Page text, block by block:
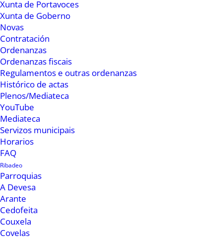
Xunta de Portavoces
Xunta de Goberno
Novas
Contratación
Ordenanzas
Ordenanzas fiscais
Regulamentos e outras ordenanzas
Histórico de actas
Plenos/Mediateca
YouTube
Mediateca
Servizos municipais
Horarios
FAQ
Ribadeo
Parroquias
A Devesa
Arante
Cedofeita
Couxela
Covelas
horas da mañá dunha esfollada do millo, dun
obradoiro de disfraces e de bonecos tradicionais
para os máis pequenos da casa e tamén para as
familias. No Mercado dos Domingos
desenvolveuse tamén unha prensada e
elaboración de zume de mazá e como colofón